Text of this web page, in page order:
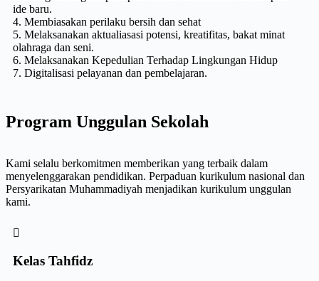
ide baru.
4. Membiasakan perilaku bersih dan sehat
5. Melaksanakan aktualiasasi potensi, kreatifitas, bakat minat
olahraga dan seni.
6. Melaksanakan Kepedulian Terhadap Lingkungan Hidup
7. Digitalisasi pelayanan dan pembelajaran.
Program Unggulan Sekolah
Kami selalu berkomitmen memberikan yang terbaik dalam
menyelenggarakan pendidikan. Perpaduan kurikulum nasional dan
Persyarikatan Muhammadiyah menjadikan kurikulum unggulan
kami.
Kelas Tahfidz